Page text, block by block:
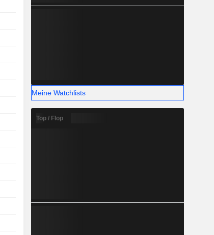
-EUR
-
Meine Watchlists
Top / Flop